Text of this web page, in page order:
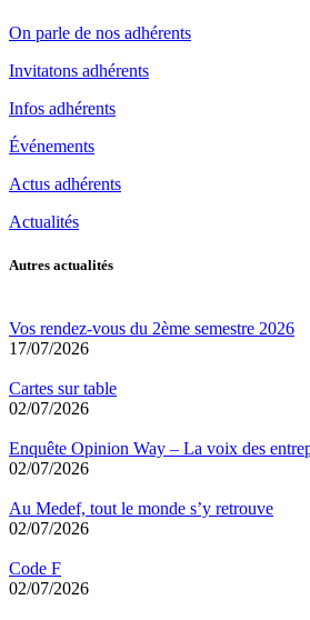
On parle de nos adhérents
Invitatons adhérents
Infos adhérents
Événements
Actus adhérents
Actualités
Autres actualités
Vos rendez-vous du 2ème semestre 2026
17/07/2026
Cartes sur table
02/07/2026
Enquête Opinion Way – La voix des
02/07/2026
Au Medef, tout le monde s’y retrouve
02/07/2026
Code F
02/07/2026